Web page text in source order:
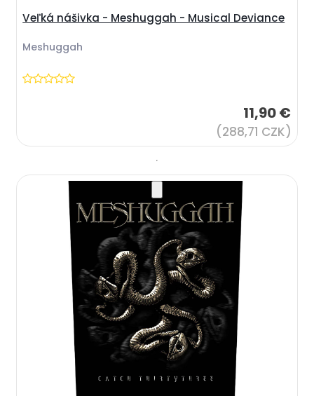
Veľká nášivka - Meshuggah - Musical Deviance
Meshuggah
11,90 €
(288,71 CZK)